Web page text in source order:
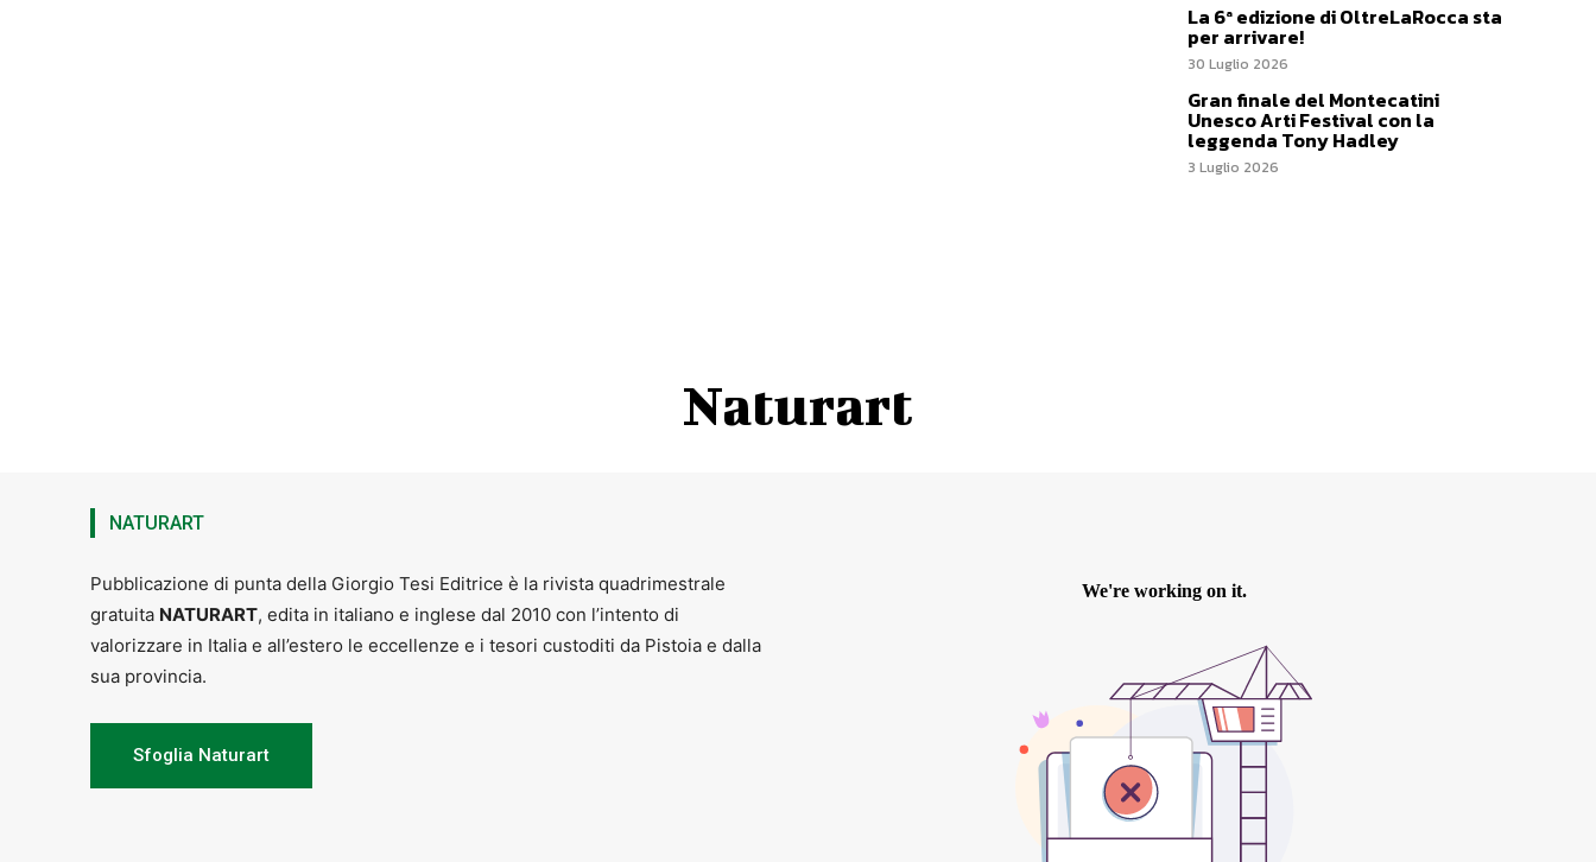
La 6ª edizione di OltreLaRocca sta
per arrivare!
30 Luglio 2026
Gran finale del Montecatini
Unesco Arti Festival con la
leggenda Tony Hadley
3 Luglio 2026
Naturart
NATURART
Pubblicazione di punta della Giorgio Tesi Editrice è la rivista quadrimestrale
gratuita NATURART, edita in italiano e inglese dal 2010 con l’intento di
valorizzare in Italia e all’estero le eccellenze e i tesori custoditi da Pistoia e dalla
sua provincia.
Sfoglia Naturart